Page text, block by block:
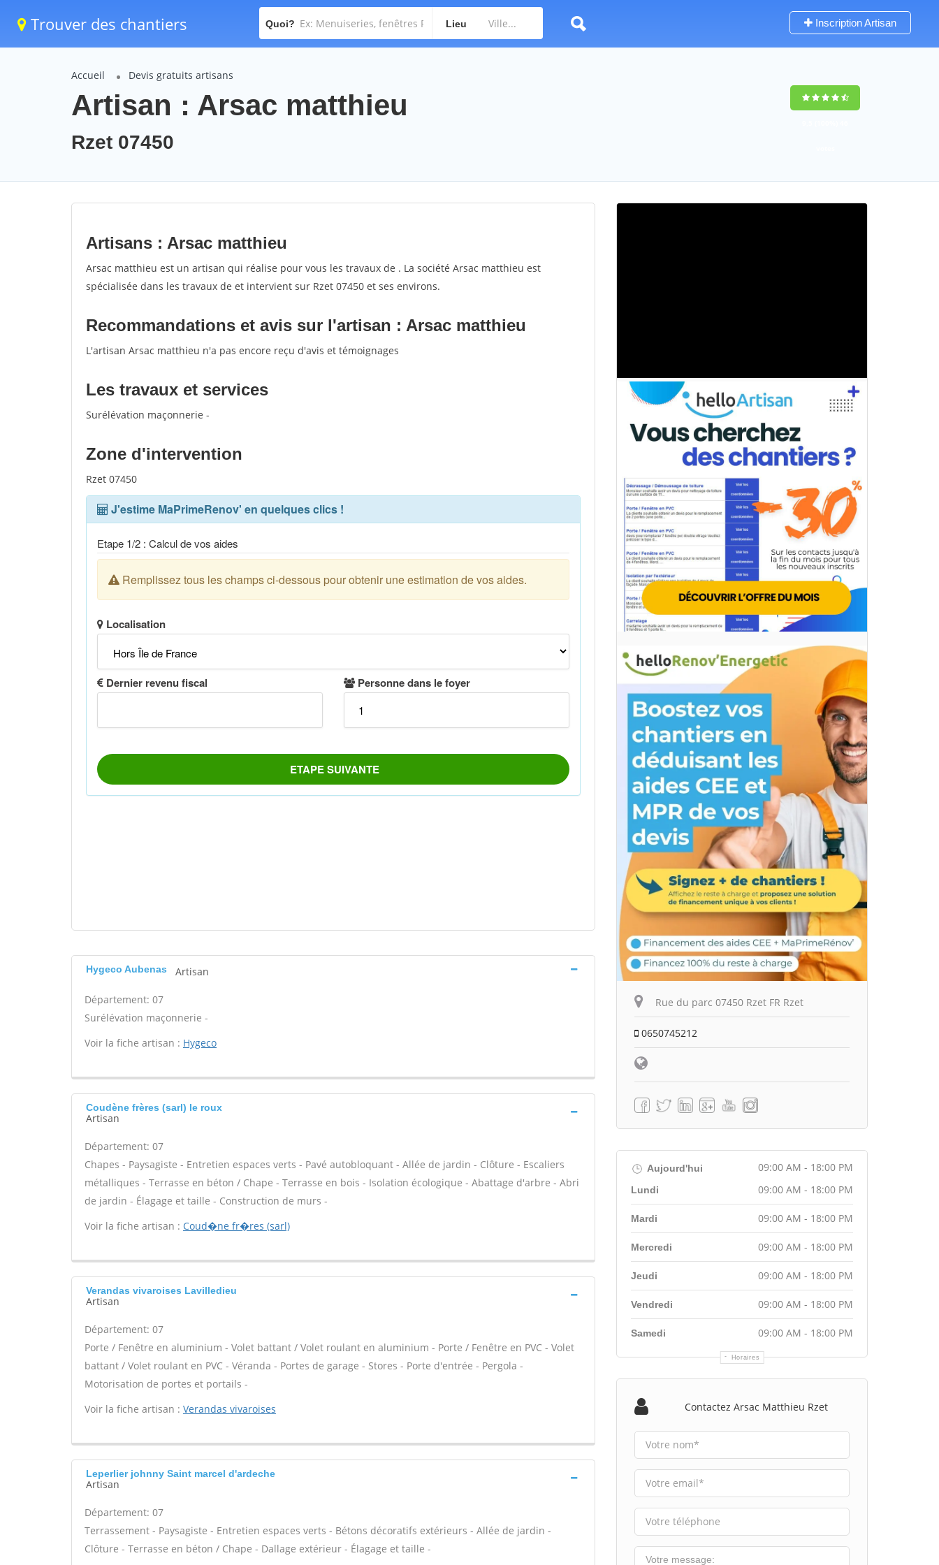
Trouver des chantiers Quoi? Lieu Inscription Artisan
Accueil Devis gratuits artisans
Artisan : Arsac matthieu
Rzet 07450
Artisans : Arsac matthieu
Arsac matthieu est un artisan qui réalise pour vous les travaux de . La société Arsac matthieu est
spécialisée dans les travaux de et intervient sur Rzet 07450 et ses environs.
Recommandations et avis sur l'artisan : Arsac matthieu
L'artisan Arsac matthieu n'a pas encore reçu d'avis et témoignages
Les travaux et services
Surélévation maçonnerie -
Zone d'intervention
Rzet 07450
Hygeco Aubenas Artisan
Département: 07
Surélévation maçonnerie -
Voir la fiche artisan : Hygeco
Coudène frères (sarl) le roux
Artisan
Département: 07
Chapes - Paysagiste - Entretien espaces verts - Pavé autobloquant - Allée de jardin - Clôture - Escaliers
métalliques - Terrasse en béton / Chape - Terrasse en bois - Isolation écologique - Abattage d'arbre - Abri
de jardin - Élagage et taille - Construction de murs -
Voir la fiche artisan : Coud�ne fr�res (sarl)
Verandas vivaroises Lavilledieu
Artisan
Département: 07
Porte / Fenêtre en aluminium - Volet battant / Volet roulant en aluminium - Porte / Fenêtre en PVC - Volet
battant / Volet roulant en PVC - Véranda - Portes de garage - Stores - Porte d'entrée - Pergola -
Motorisation de portes et portails -
Voir la fiche artisan : Verandas vivaroises
Leperlier johnny Saint marcel d'ardeche
Artisan
Département: 07
Terrassement - Paysagiste - Entretien espaces verts - Bétons décoratifs extérieurs - Allée de jardin -
Clôture - Terrasse en béton / Chape - Dallage extérieur - Élagage et taille -
Rue du parc 07450 Rzet FR Rzet
0650745212
Aujourd'hui 09:00 AM - 18:00 PM
Horaires
Lundi 09:00 AM - 18:00 PM
Mardi 09:00 AM - 18:00 PM
Mercredi 09:00 AM - 18:00 PM
Jeudi 09:00 AM - 18:00 PM
Vendredi 09:00 AM - 18:00 PM
Samedi 09:00 AM - 18:00 PM
Contactez Arsac Matthieu Rzet